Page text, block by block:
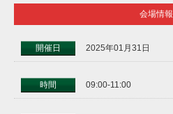
会場情報
開催日 2025年01月31日
時間 09:00-11:00